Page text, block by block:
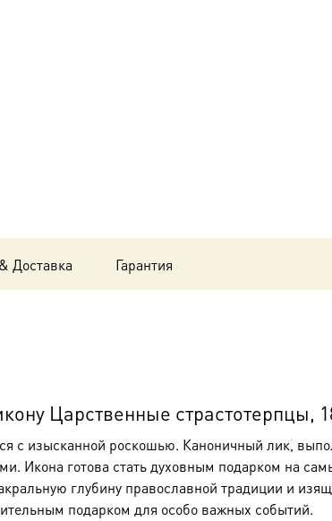
Доставка Гарантия
Царственные страстотерпцы,
с изысканной роскошью. Каноничный лик,
готова стать духовным подарком на
глубину православной традиции и
подарком для особо важных событий.